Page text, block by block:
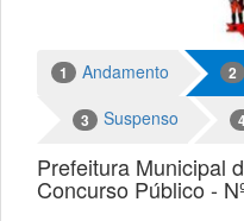
1 Andamento 2
3 Suspenso
Prefeitura Municipal
Concurso Público -